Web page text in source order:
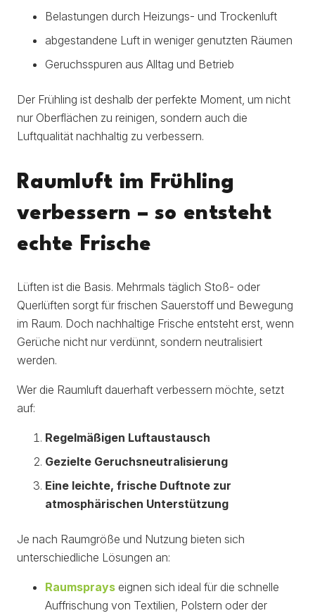
Belastungen durch Heizungs- und Trockenluft
abgestandene Luft in weniger genutzten Räumen
Geruchsspuren aus Alltag und Betrieb
Der Frühling ist deshalb der perfekte Moment, um nicht
nur Oberflächen zu reinigen, sondern auch die
Luftqualität nachhaltig zu verbessern.
Raumluft im Frühling
verbessern – so entsteht
echte Frische
Lüften ist die Basis. Mehrmals täglich Stoß- oder
Querlüften sorgt für frischen Sauerstoff und Bewegung
im Raum. Doch nachhaltige Frische entsteht erst, wenn
Gerüche nicht nur verdünnt, sondern neutralisiert
werden.
Wer die Raumluft dauerhaft verbessern möchte, setzt
auf:
Regelmäßigen Luftaustausch
Gezielte Geruchsneutralisierung
Eine leichte, frische Duftnote zur
atmosphärischen Unterstützung
Je nach Raumgröße und Nutzung bieten sich
unterschiedliche Lösungen an:
Raumsprays eignen sich ideal für die schnelle
Auffrischung von Textilien, Polstern oder der